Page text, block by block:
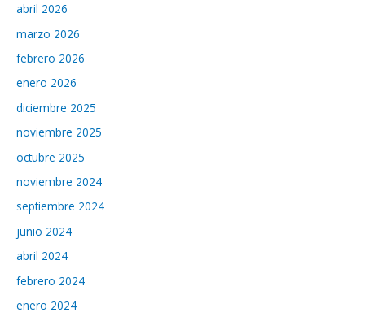
abril 2026
marzo 2026
febrero 2026
enero 2026
diciembre 2025
noviembre 2025
octubre 2025
noviembre 2024
septiembre 2024
junio 2024
abril 2024
febrero 2024
enero 2024